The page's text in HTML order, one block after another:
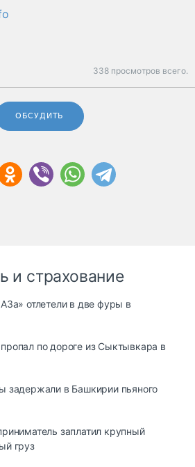
338 просмотров всего.
ОБСУДИТЬ
и страхование
отлетели в две фуры в
по дороге из Сыктывкара в
задержали в Башкирии пьяного
заплатил крупный
груз